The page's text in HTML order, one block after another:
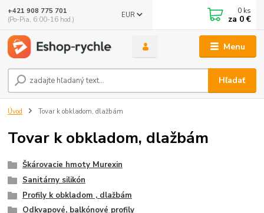
Menu
EUR
Hľadať
+421 908 775 701
(Po-Pia, 6:00-16 hod.)
0 ks
za 0 €
Úvod Tovar k obkladom, dlažbám
Tovar k obkladom, dlažbám
Škárovacie hmoty Murexin
Sanitárny silikón
Profily k obkladom , dlažbám
Odkvapové, balkónové profily